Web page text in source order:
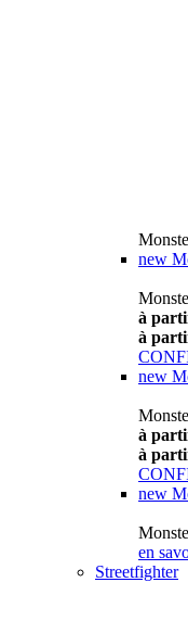
new
à
à
new
à
à
new
en
Streetfighter